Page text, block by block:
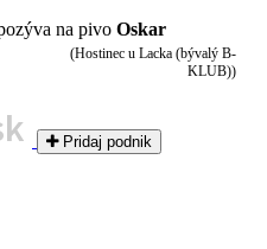
na pivo Oskar
Pridaj podnik
(Hostinec u Lacka (bývalý B-
KLUB))